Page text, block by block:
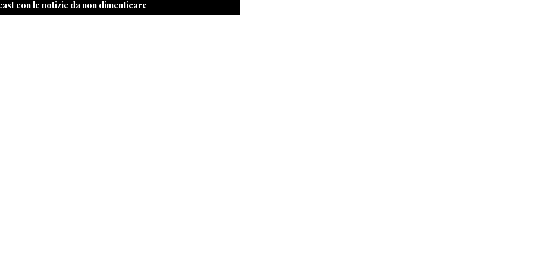
con le notizie da non dimenticare